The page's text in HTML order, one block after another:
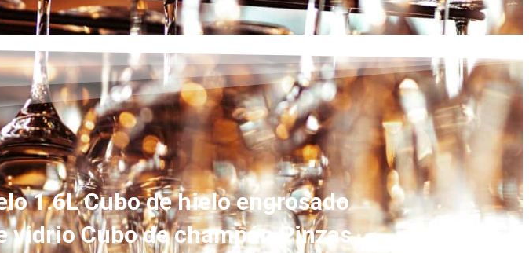
1.6L Cubo de hielo engrosado
Cubo de champán Pinzas